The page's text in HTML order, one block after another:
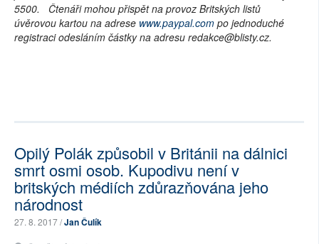
5500. Čtenáři mohou přispět na provoz Britských listů
úvěrovou kartou na adrese www.paypal.com po jednoduché
registraci odesláním částky na adresu redakce@blisty.cz.
Opilý Polák způsobil v Británii na dálnici
smrt osmi osob. Kupodivu není v
britských médiích zdůrazňována jeho
národnost
27. 8. 2017 /Jan Čulík